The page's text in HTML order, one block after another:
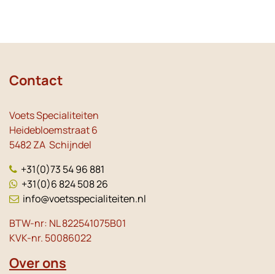
Contact
Voets Specialiteiten
Heidebloemstraat 6
5482 ZA Schijndel
+31(0)73 54 96 881
+31(0)6 824 508 26
info@voetsspecialiteiten.nl
BTW-nr: NL 822541075B01
KVK-nr. 50086022
Over ons